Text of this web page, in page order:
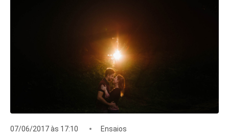
07/06/2017 às 17:10 Ensaios